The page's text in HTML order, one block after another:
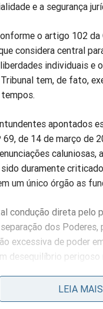
e a segurança
o artigo 102
considera central
individuais e
tem, de fato,
apontados
de 14 de março de
duramente
um único órgão as
condução direta
dos
excessiva de poder
desequilíbrio
do
Entretanto,
LEIA MAIS